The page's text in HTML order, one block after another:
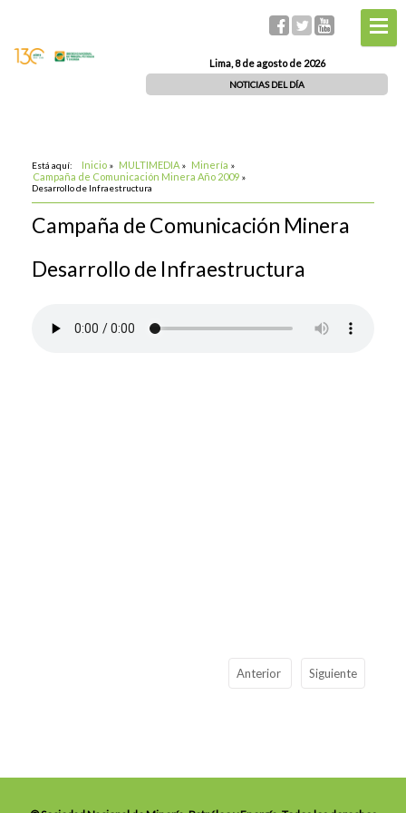
Lima, 8 de agosto de 2026
NOTICIAS DEL DÍA
Está aquí: Inicio » MULTIMEDIA » Minería »
Campaña de Comunicación Minera Año 2009 »
Desarrollo de Infraestructura
Campaña de Comunicación Minera
Desarrollo de Infraestructura
Anterior Siguiente